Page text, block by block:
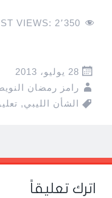
VIEWS: 2٬350
28 يوليو، 2013
رامز رمضان
الشأن الليبي,
Post
←
→
اترك تعليقاً